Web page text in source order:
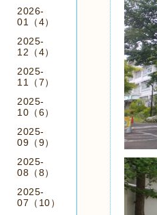
2026-
01（4）
2025-
12（4）
2025-
11（7）
2025-
10（6）
2025-
09（9）
2025-
08（8）
2025-
07（10）